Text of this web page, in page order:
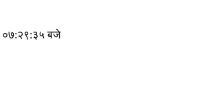
०७:२९:३५ बजे